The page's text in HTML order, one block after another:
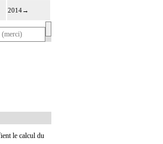
2014→
le calcul du